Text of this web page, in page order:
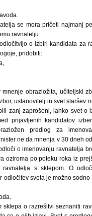
se mora pričeti najmanj
ravnatelju.
o izbiri kandidata za
pridobiti:
mnenje obrazložita, učiteljski
ustanovitelj in svet staršev
zanj zaprošeni, lahko svet o
prijavljenih kandidatov
predlog za
ne da mnenja v 30 dneh
o imenovanju ravnatelja
oziroma po poteku roka iz
s sklepom. O
odločitev sveta je možno sodno
sklepa o razrešitvi seznaniti